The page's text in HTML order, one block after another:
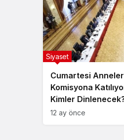
Cumartesi
Komisyona
Kimler
Siyaset
12 ay önce